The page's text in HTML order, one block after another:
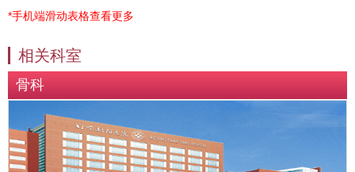
*手机端滑动表格查看更多
相关科室
骨科